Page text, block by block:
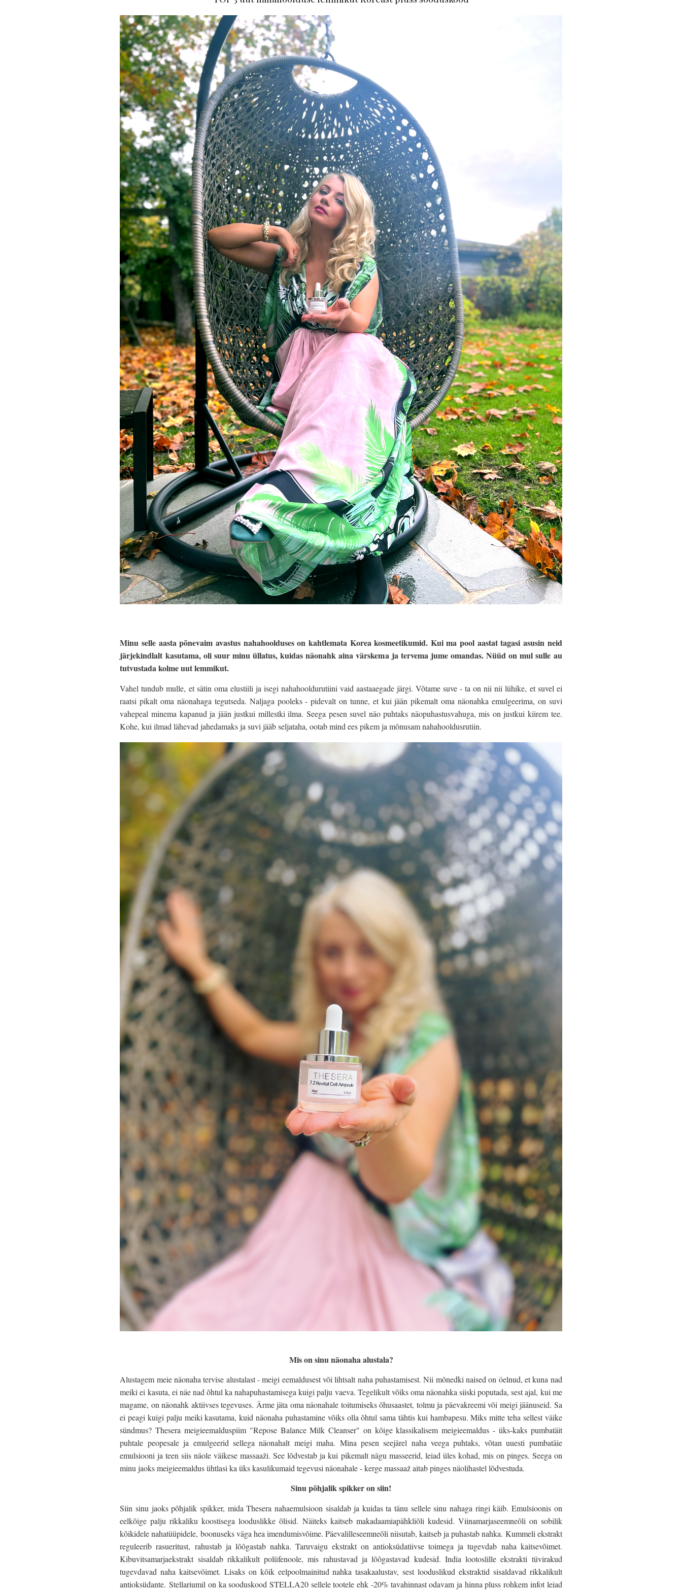
Minu selle aasta põnevaim avastus nahahoolduses on kahtlemata Korea kosmeetikumid. Kui ma pool aastat tagasi asusin neid
järjekindlalt kasutama, oli suur minu üllatus, kuidas näonahk aina värskema ja tervema jume omandas. Nüüd on mul sulle au
tutvustada kolme uut lemmikut.
Vahel tundub mulle, et sätin oma elustiili ja isegi nahahooldurutiini vaid aastaaegade järgi. Võtame suve - ta on nii nii lühike, et suvel ei
raatsi pikalt oma näonahaga tegutseda. Naljaga pooleks - pidevalt on tunne, et kui jään pikemalt oma näonahka emulgeerima, on suvi
vahepeal minema kapanud ja jään justkui millestki ilma. Seega pesen suvel näo puhtaks näopuhastusvahuga, mis on justkui kiirem tee.
Kohe, kui ilmad lähevad jahedamaks ja suvi jääb seljataha, ootab mind ees pikem ja mõnusam nahahooldusrutiin.
Mis on sinu näonaha alustala?
Alustagem meie näonaha tervise alustalast - meigi eemaldusest või lihtsalt naha puhastamisest. Nii mõnedki naised on öelnud, et kuna nad
meiki ei kasuta, ei näe nad õhtul ka nahapuhastamisega kuigi palju vaeva. Tegelikult võiks oma näonahka siiski poputada, sest ajal, kui me
magame, on näonahk aktiivses tegevuses. Ärme jäta oma näonahale toitumiseks õhusaastet, tolmu ja päevakreemi või meigi jäänuseid. Sa
ei peagi kuigi palju meiki kasutama, kuid näonaha puhastamine võiks olla õhtul sama tähtis kui hambapesu. Miks mitte teha sellest väike
sündmus? Thesera meigieemalduspiim "Repose Balance Milk Cleanser" on kõige klassikalisem meigieemaldus - üks-kaks pumbatäit
puhtale peopesale ja emulgeerid sellega näonahalt meigi maha. Mina pesen seejärel naha veega puhtaks, võtan uuesti pumbatäie
emulsiooni ja teen siis näole väikese massaaži. See lõdvestab ja kui pikemalt nägu masseerid, leiad üles kohad, mis on pinges. Seega on
minu jaoks meigieemaldus ühtlasi ka üks kasulikumaid tegevusi näonahale - kerge massaaž aitab pinges näolihastel lõdvestuda.
Sinu põhjalik spikker on siin!
Siin sinu jaoks põhjalik spikker, mida Thesera nahaemulsioon sisaldab ja kuidas ta tänu sellele sinu nahaga ringi käib. Emulsioonis on
eelkõige palju rikkaliku koostisega looduslikke õlisid. Näiteks kaitseb makadaamiapähkliõli kudesid. Viinamarjaseemneõli on sobilik
kõikidele nahatüüpidele, boonuseks väga hea imendumisvõime. Päevalilleseemneõli niisutab, kaitseb ja puhastab nahka. Kummeli ekstrakt
reguleerib rasueritust, rahustab ja lõõgastab nahka. Taruvaigu ekstrakt on antioksüdatiivse toimega ja tugevdab naha kaitsevõimet.
Kibuvitsamarjaekstrakt sisaldab rikkalikult polüfenoole, mis rahustavad ja lõõgastavad kudesid. India lootoslille ekstrakti tüvirakud
tugevdavad naha kaitsevõimet. Lisaks on kõik eelpoolmainitud nahka tasakaalustav, sest looduslikud ekstraktid sisaldavad rikkalikult
antioksüdante. Stellariumil on ka sooduskood STELLA20 sellele tootele ehk -20% tavahinnast odavam ja hinna pluss rohkem infot leiad